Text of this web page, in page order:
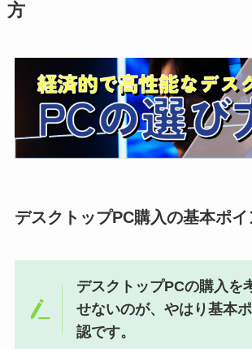
方
デスクトップPC購入の基本ポイ
デスクトップPCの購入を
せないのが、やはり基本
認です。